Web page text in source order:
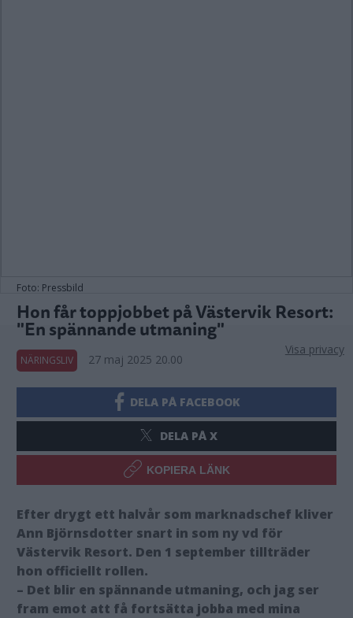
Foto: Pressbild
Hon får toppjobbet på Västervik Resort:
"En spännande utmaning"
NÄRINGSLIV 27 maj 2025 20.00
DELA PÅ FACEBOOK
DELA PÅ X
KOPIERA LÄNK
Efter drygt ett halvår som marknadschef kliver
Ann Björnsdotter snart in som ny vd för
Västervik Resort. Den 1 september tillträder
hon officiellt rollen.
– Det blir en spännande utmaning, och jag ser
fram emot att få fortsätta jobba med mina
Visa privacy